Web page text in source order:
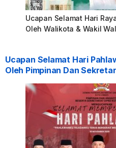
Ucapan Selamat Hari
Oleh Walikota & Wakil
Ucapan Selamat Hari
Oleh Pimpinan Dan